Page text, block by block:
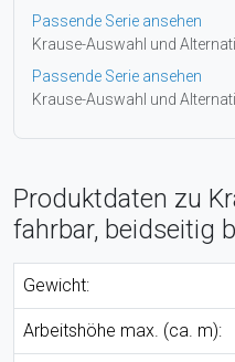
Passende Serie ansehen
Krause-Auswahl und
Passende Serie ansehen
Krause-Auswahl und
Produktdaten zu
fahrbar, beidseitig
Gewicht:
Arbeitshöhe max. (ca. m):